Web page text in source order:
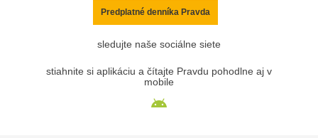
Predplatné denníka Pravda
sledujte naše sociálne siete
stiahnite si aplikáciu a čítajte Pravdu pohodlne aj v
mobile